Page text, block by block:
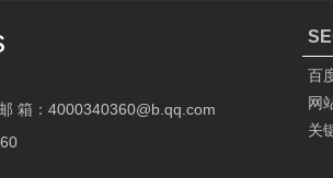
箱：4000340360@b.qq.com
百
网
关